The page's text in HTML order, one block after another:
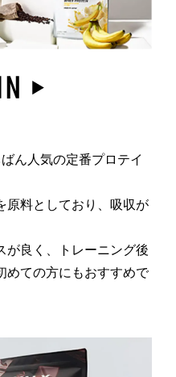
ん人気の定番プロテイ
原料としており、吸収が
が良く、トレーニング後
めての方にもおすすめで